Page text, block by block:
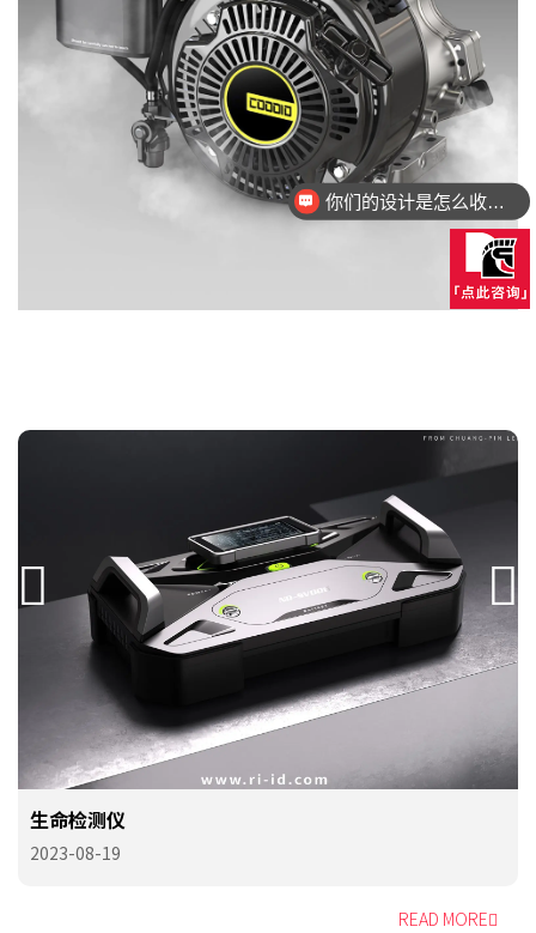
生命检测仪
2023-08-19
READ MORE
你们的设计是怎么收费的呢？
设计的方案都可以落地量产吗？